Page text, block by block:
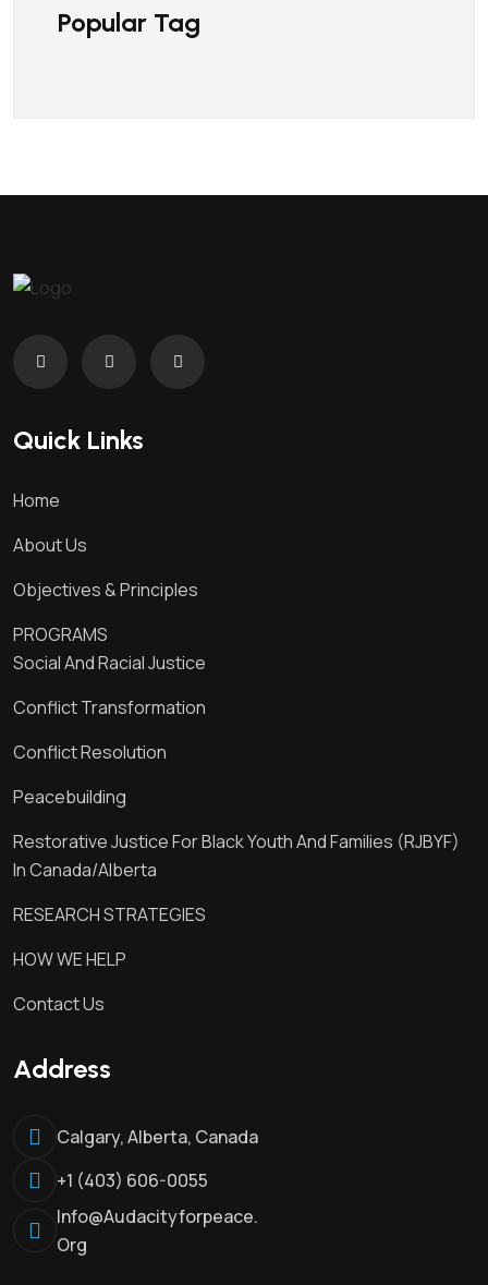
Popular Tag
Quick Links
Home
About Us
Objectives & Principles
PROGRAMS
Social And Racial Justice
Conflict Transformation
Conflict Resolution
Peacebuilding
Restorative Justice For Black Youth And Families (RJBYF)
In Canada/Alberta
RESEARCH STRATEGIES
HOW WE HELP
Contact Us
Address
Calgary, Alberta, Canada
+1 (403) 606-0055
Info@audacityforpeace.
Org